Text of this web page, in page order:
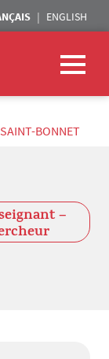
ENGLISH
BONNET
–